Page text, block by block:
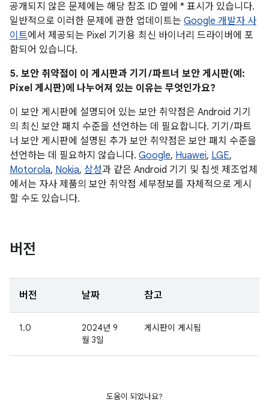
공개되지 않은 문제에는 해당 참조 ID 옆에 * 표시가 있습니다.
일반적으로 이러한 문제에 관한 업데이트는 Google 개발자 사
이트에서 제공되는 Pixel 기기용 최신 바이너리 드라이버에 포
함되어 있습니다.
5. 보안 취약점이 이 게시판과 기기 / 파트너 보안 게시판(예:
Pixel 게시판)에 나누어져 있는 이유는 무엇인가요?
이 보안 게시판에 설명되어 있는 보안 취약점은 Android 기기
의 최신 보안 패치 수준을 선언하는 데 필요합니다. 기기 / 파트
너 보안 게시판에 설명된 추가 보안 취약점은 보안 패치 수준을
선언하는 데 필요하지 않습니다. Google, Huawei, LGE,
Motorola, Nokia, 삼성과 같은 Android 기기 및 칩셋 제조업체
에서는 자사 제품의 보안 취약점 세부정보를 자체적으로 게시
할 수도 있습니다.
버전
버전 날짜 참고
1.0
2024년 9
월 3일
게시판이 게시됨
도움이 되었나요?